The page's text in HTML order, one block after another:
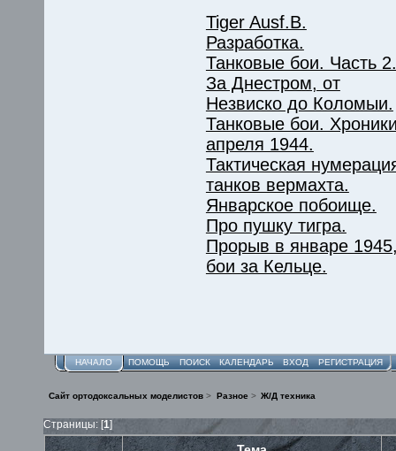
Tiger Ausf.B.
Разработка.
Танковые бои. Часть 2.
За Днестром, от
Незвиско до Коломыи.
Танковые бои.
апреля 1944.
Тактическая
танков вермахта.
Январское побоище.
Про пушку тигра.
Прорыв в январе
бои за Кельце.
НАЧАЛО ПОМОЩЬ ПОИСК КАЛЕНДАРЬ ВХОД РЕГИСТРАЦИЯ
Сайт ортодоксальных моделистов > Разное > Ж/Д техника
Страницы: [1]